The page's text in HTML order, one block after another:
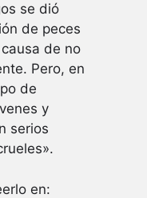
se dió
de peces
de no
Pero, en
de
y
serios
en: